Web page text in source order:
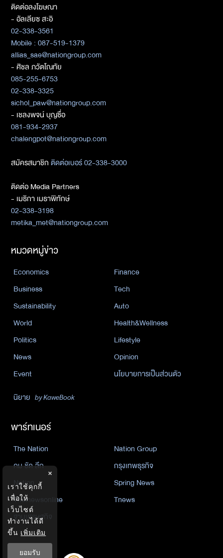
ติดต่อลงโฆษณา
- อัลเลียซ สะอิ
02-338-3561
Mobile : 087-519-1379
allias_sae@nationgroup.com
- ศิชล ภวัตโณทัย
085-255-6753
02-338-3325
sichol_paw@nationgroup.com
- เชลงพจน์ บุญซื่อ
081-934-2937
chalengpot@nationgroup.com
สมัครสมาชิกติดต่อเบอร์ 02-338-3000
ติดต่อ Media Partners
- เมธิกา เมธาพิทักษ์
02-338-3198
metika_met@nationgroup.com
หมวดหมู่ข่าว
Economics
Finance
Business
Tech
Sustainability
Auto
World
Health&Wellness
Politics
Lifestyle
News
Opinion
Event
นโยบายการเป็นส่วนตัว
นิยาย by KaweBook
พาร์ทเนอร์
The Nation
Nation Group
คม ชัด ลึก
กรุงเทพธุรกิจ
Nation
Spring News
Thainewsonline
Tnews
ฐานเศรษฐกิจ
×
เราใช้คุกกี้
เพื่อให้
เว็บไซต์
ทำงานได้ดี
ขึ้น เพิ่มเติม
ยอมรับ